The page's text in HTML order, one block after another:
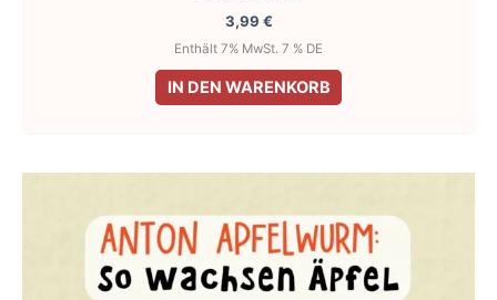
3,99 €
Enthält 7% MwSt. 7 % DE
IN DEN WARENKORB